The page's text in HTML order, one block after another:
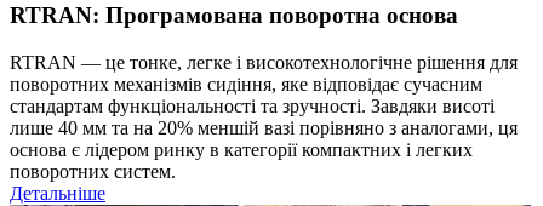
RTRAN: Програмована поворотна основа
RTRAN — це тонке, легке і високотехнологічне рішення для
поворотних механізмів сидіння, яке відповідає сучасним
стандартам функціональності та зручності. Завдяки висоті
лише 40 мм та на 20% меншій вазі порівняно з аналогами, ця
основа є лідером ринку в категорії компактних і легких
поворотних систем.
Детальніше